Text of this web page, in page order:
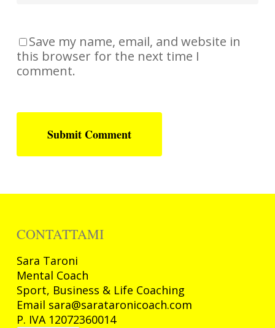
Save my name, email, and website in
this browser for the next time I
comment.
CONTATTAMI
Sara Taroni
Mental Coach
Sport, Business & Life Coaching
Email sara@sarataronicoach.com
P. IVA 12072360014